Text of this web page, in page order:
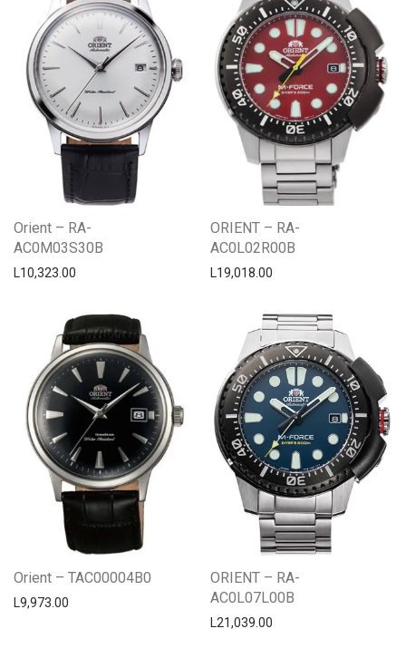
Orient – RA-
AC0M03S30B
L10,323.00
ORIENT – RA-
AC0L02R00B
L19,018.00
Orient – TAC00004B0
L9,973.00
ORIENT – RA-
AC0L07L00B
L21,039.00